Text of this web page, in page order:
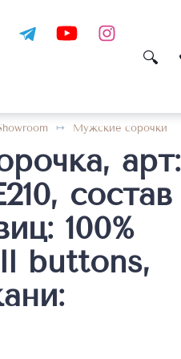
Мужские сорочки
арт:
состав
100%
buttons,